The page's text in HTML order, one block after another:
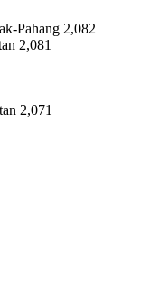
Pahang 2,082
2,081
2,071